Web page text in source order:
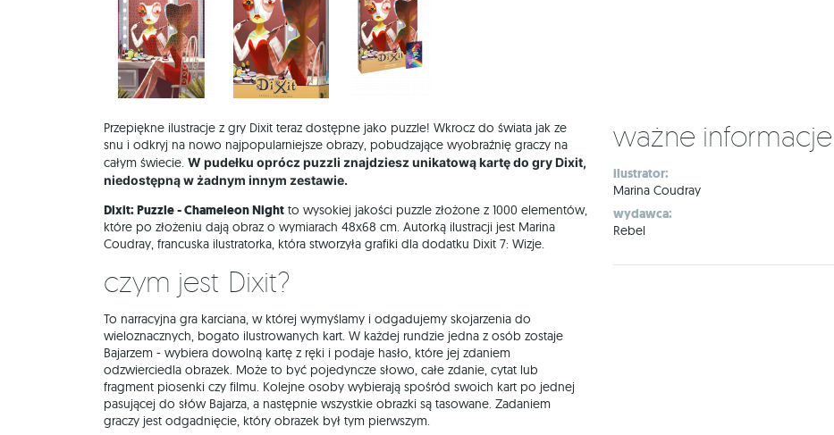
Przepiękne ilustracje z gry Dixit teraz dostępne jako puzzle! Wkrocz do świata jak ze
snu i odkryj na nowo najpopularniejsze obrazy, pobudzające wyobraźnię graczy na
całym świecie. W pudełku oprócz puzzli znajdziesz unikatową kartę do gry Dixit,
niedostępną w żadnym innym zestawie.
Dixit: Puzzle - Chameleon Night to wysokiej jakości puzzle złożone z 1000 elementów,
które po złożeniu dają obraz o wymiarach 48x68 cm. Autorką ilustracji jest Marina
Coudray, francuska ilustratorka, która stworzyła grafiki dla dodatku Dixit 7: Wizje.
Czym jest Dixit?
To narracyjna gra karciana, w której wymyślamy i odgadujemy skojarzenia do
wieloznacznych, bogato ilustrowanych kart. W każdej rundzie jedna z osób zostaje
Bajarzem - wybiera dowolną kartę z ręki i podaje hasło, które jej zdaniem
odzwierciedla obrazek. Może to być pojedyncze słowo, całe zdanie, cytat lub
fragment piosenki czy filmu. Kolejne osoby wybierają spośród swoich kart po jednej
pasującej do słów Bajarza, a następnie wszystkie obrazki są tasowane. Zadaniem
graczy jest odgadnięcie, który obrazek był tym pierwszym.
Ważne informacje
ilustrator:
Marina Coudray
wydawca:
Rebel